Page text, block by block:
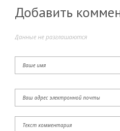
Добавить
Данные не разглашаются